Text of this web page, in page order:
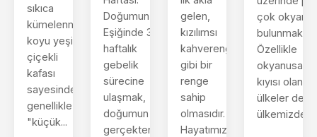
sıkıca
kümelenmiş,
koyu yeşil
çiçekli
kafası
sayesinde
genellikle
"küçük...
Doğumun
Eşiğinde 39
haftalık
gebelik
sürecine
ulaşmak,
doğumun
gerçekten ç...
gelen,
kızılımsı
kahverengi
gibi bir
renge
sahip
olmasıdır.
Hayatımızın
çok
Özellikle
okyanusa
kıyısı olan
ülkeler de
ülkemizden